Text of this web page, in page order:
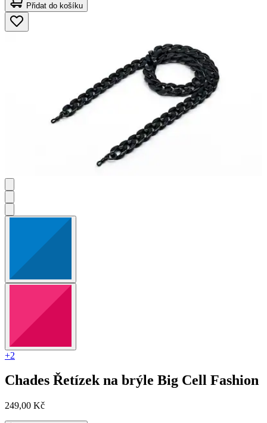
Přidat do košíku
+2
Chades Řetízek na brýle Big Cell Fashion
249,00 Kč